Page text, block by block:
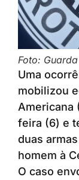
Foto:
Uma
mobilizou
Americana
feira (6) e
duas
homem à
O caso